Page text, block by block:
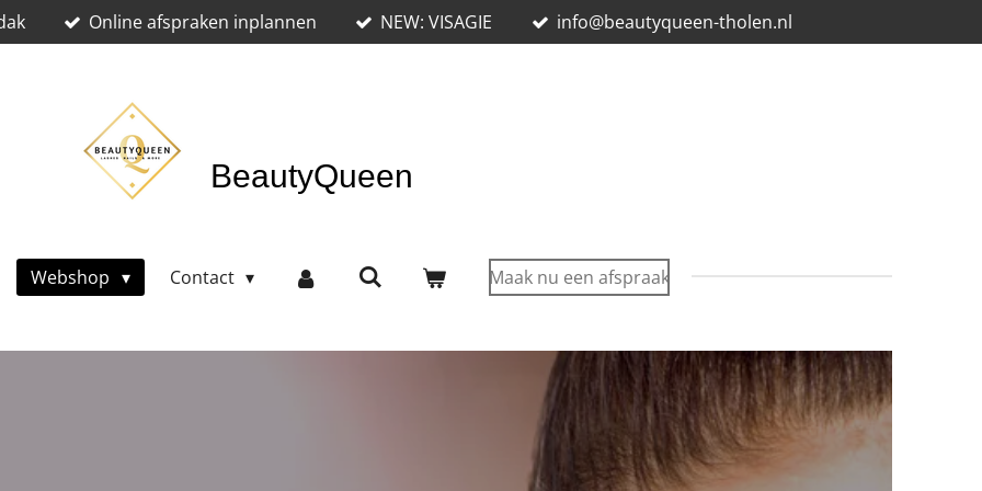
Online afspraken inplannen NEW: VISAGIE info@beautyqueen-tholen.nl
BeautyQueen
Webshop Contact Maak nu een afspraak